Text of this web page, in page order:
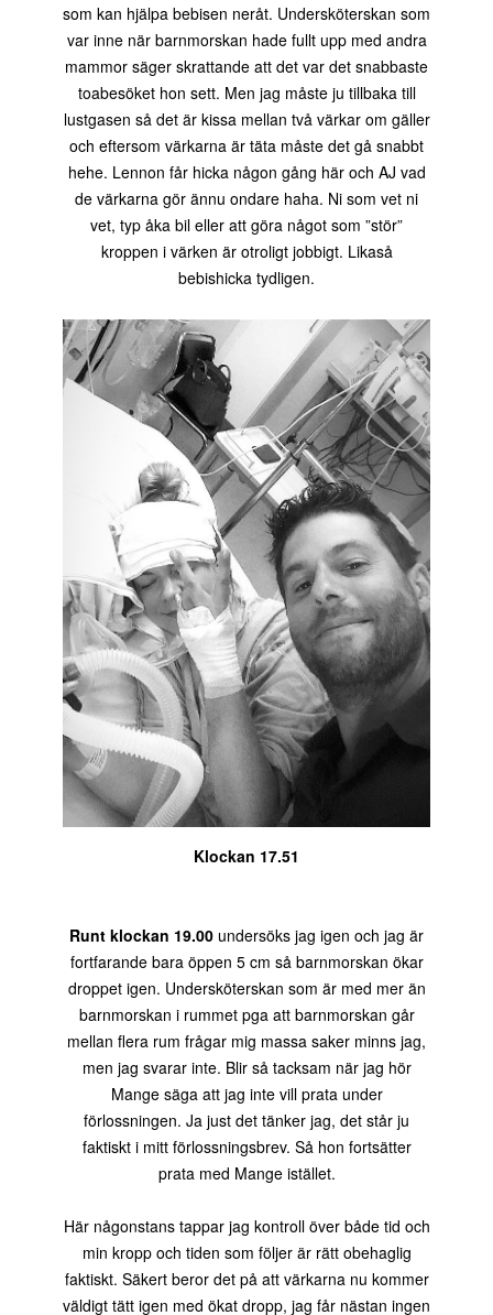
som kan hjälpa bebisen neråt. Undersköterskan som
var inne när barnmorskan hade fullt upp med andra
mammor säger skrattande att det var det snabbaste
toabesöket hon sett. Men jag måste ju tillbaka till
lustgasen så det är kissa mellan två värkar om gäller
och eftersom värkarna är täta måste det gå snabbt
hehe. Lennon får hicka någon gång här och AJ vad
de värkarna gör ännu ondare haha. Ni som vet ni
vet, typ åka bil eller att göra något som ”stör”
kroppen i värken är otroligt jobbigt. Likaså
bebishicka tydligen.
Klockan 17.51
Runt klockan 19.00 undersöks jag igen och jag är
fortfarande bara öppen 5 cm så barnmorskan ökar
droppet igen. Undersköterskan som är med mer än
barnmorskan i rummet pga att barnmorskan går
mellan flera rum frågar mig massa saker minns jag,
men jag svarar inte. Blir så tacksam när jag hör
Mange säga att jag inte vill prata under
förlossningen. Ja just det tänker jag, det står ju
faktiskt i mitt förlossningsbrev. Så hon fortsätter
prata med Mange istället.
Här någonstans tappar jag kontroll över både tid och
min kropp och tiden som följer är rätt obehaglig
faktiskt. Säkert beror det på att värkarna nu kommer
väldigt tätt igen med ökat dropp, jag får nästan ingen